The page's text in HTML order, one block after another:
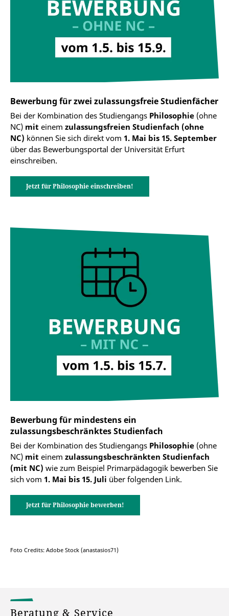
Bewerbung für zwei zulassungsfreie Studienfächer
Bei der Kombination des Studiengangs Philosophie (ohne
NC) mit einem zulassungsfreien Studienfach (ohne
NC) können Sie sich direkt vom 1. Mai bis 15. September
über das Bewerbungsportal der Universität Erfurt
einschreiben.
Jetzt für Philosophie einschreiben!
Bewerbung für mindestens ein
zulassungsbeschränktes Studienfach
Bei der Kombination des Studiengangs Philosophie (ohne
NC) mit einem zulassungsbeschränkten Studienfach
(mit NC) wie zum Beispiel Primarpädagogik bewerben Sie
sich vom 1. Mai bis 15. Juli über folgenden Link.
Jetzt für Philosophie bewerben!
Foto Credits: Adobe Stock (anastasios71)
Beratung & Service